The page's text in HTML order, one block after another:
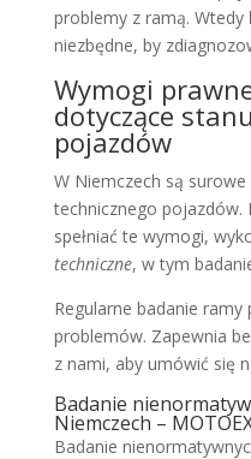
problemy z ramą. Wtedy
niezbędne, by
Wymogi
dotyczące
pojazdów
W Niemczech są
technicznego pojazdów.
spełniać te wymogi,
techniczne, w tym
Regularne badanie
problemów. Zapewnia
z nami, aby umówić się
Badanie
Niemczech –
Badanie